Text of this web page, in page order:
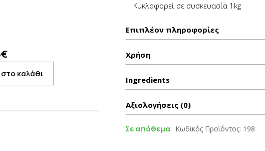
€
καλάθι
Κυκλοφορεί σε συσκευασία 1kg
Επιπλέον πληροφορίες
Χρήση
Ιngredients
Αξιολογήσεις (0)
Σε απόθεμα Κωδικός Προϊόντος: 198